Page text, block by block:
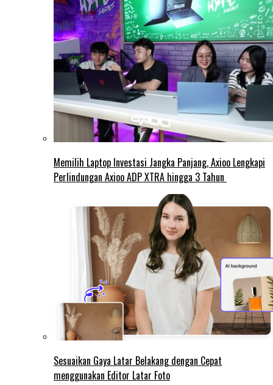
Memilih Laptop Investasi Jangka Panjang, Axioo Lengkapi
Perlindungan Axioo ADP XTRA hingga 3 Tahun
Sesuaikan Gaya Latar Belakang dengan Cepat
menggunakan Editor Latar Foto